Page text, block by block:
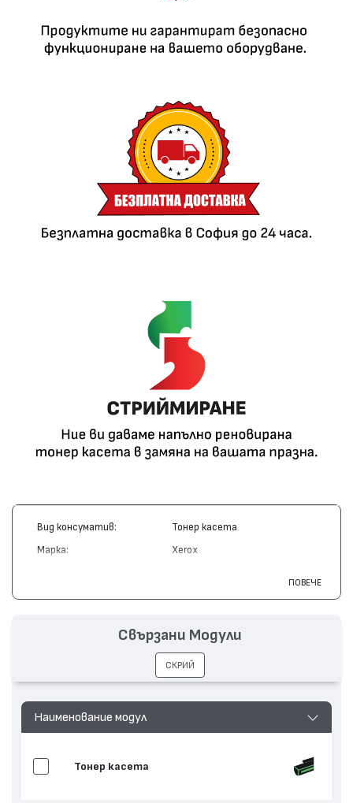
Вид консуматив: Тонер касета
Марка: Xerox
Съвместими устройства: DocuPrint P1210
ПОВЕЧЕ
Наименование модул
Тонер касета
Свързани Модули
СКРИЙ